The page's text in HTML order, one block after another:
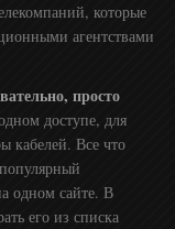
которые
агентствами
просто
доступе, для
кабелей. Все что
одном сайте. В
его из списка